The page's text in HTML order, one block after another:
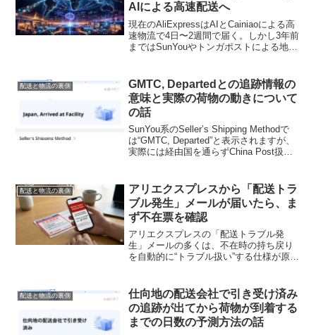
AIによる高速配送へ
現在のAliExpressはAIとCainiaoによる高
速物流で4日〜2週間で届く。しかし3年前
まではSunYouやトンガポストによる地獄
ら、AI最適化された現在の配送網までを
詳しく解説。
配送と物流の裏側
GMTC, Departedとの追跡情報の
意味と実際の荷物の動きについて
の話
SunYou系のSeller’s Shipping Methodで
は“GMTC, Departed”と表示されますが、
実際には経由国を通らずChina Post扱い
新まで待つのが安心です。
配送と物流の裏側
アリエクスプレスから「配送トラ
ブル発生」メールが届いたら、ま
ず不在票を確認
アリエクスプレスの「配送トラブル発
生」メールの多くは、不在時の持ち戻り
を自動的に“トラブル扱い”する仕様が原
とが多い理由を解説します。
配送と物流の裏側
仕向地の配送会社で引き受け済み
の追跡が出てから荷物が到着する
までの日数の予測方法の話